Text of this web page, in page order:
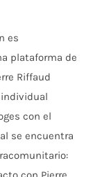
es
plataforma de
Riffaud
con el
se encuentra